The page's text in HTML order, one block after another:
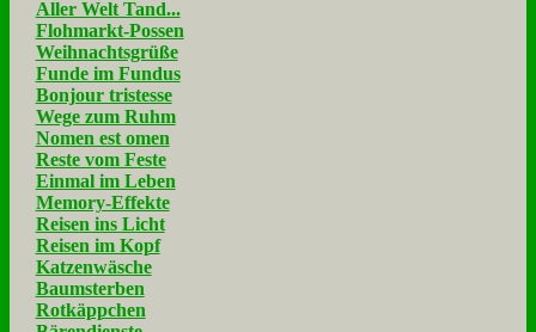
Aller Welt Tand...
Flohmarkt-Possen
Weihnachtsgrüße
Funde im Fundus
Bonjour tristesse
Wege zum Ruhm
Nomen est omen
Reste vom Feste
Einmal im Leben
Memory-Effekte
Reisen ins Licht
Reisen im Kopf
Katzenwäsche
Baumsterben
Rotkäppchen